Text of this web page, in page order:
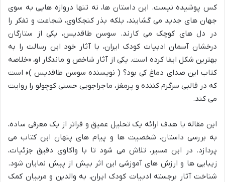
کس پوشیده نیست. این داستان ها، نه تنها دروازه هایی به سوی
جهان های جدید می گشایند، بلکه بذر کنجکاوی، شجاعت و تفکر را
در دل های کوچک می کارند. سوسن طاقدیس، یکی از ستارگان
درخشان آسمان ادبیات کودک ایران، با آثار خود این رسالت را به
بهترین شکل ایفا کرده است. یکی از آثار شاخص و ماندگار او، «خلاصه
کتاب این صدای دماغ کی بود؟ ( نویسنده سوسن طاقدیس )» است
که در قالبی سرگرم کننده و پرمغز، ماجراجویی حسنی کوچولو را روایت
می کند.
این مقاله با هدف ارائه یک تحلیل عمیق و فراتر از یک معرفی ساده،
به بررسی داستان، شخصیت ها و پیام های پنهان این کتاب می
پردازد. در این مسیر، تلاش می شود تا با واکاوی دقیق جزئیات،
زیبایی ها و ارزش های آموزشی این اثر بیش از پیش نمایان شود.
شناخت آثار برجسته ادبیات کودک ایران، به والدین و مربیان کمک